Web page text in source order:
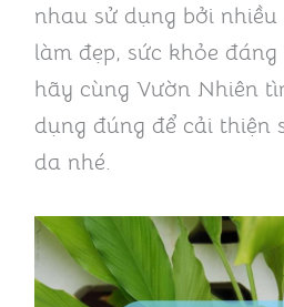
nhau sử dụng bởi
làm đẹp, sức khỏe
hãy cùng Vườn Nhiên
dụng đúng để cải thiện
da nhé.